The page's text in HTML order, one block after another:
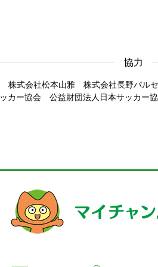
協力
株式会社松本山雅 株式会社長野パル
カー協会 公益財団法人日本サッカー